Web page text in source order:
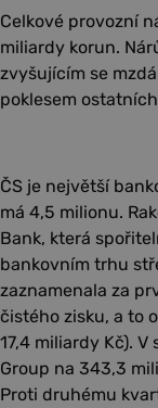
Celkové provozní
miliardy korun.
zvyšujícím se
poklesem
ČS je největší
má 4,5 milionu.
Bank, která
bankovním trhu
zaznamenala za
čistého zisku, a to
17,4 miliardy Kč).
Group na 343,3
Proti druhému